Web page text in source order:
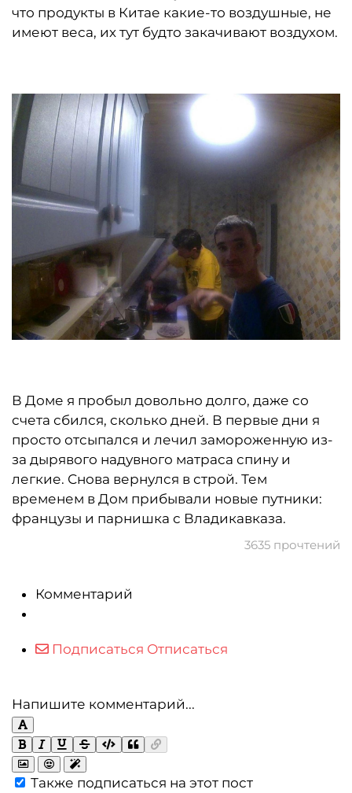
что продукты в Китае какие-то воздушные, не
имеют веса, их тут будто закачивают воздухом.
В Доме я пробыл довольно долго, даже со
счета сбился, сколько дней. В первые дни я
просто отсыпался и лечил замороженную из-
за дырявого надувного матраса спину и
легкие. Снова вернулся в строй. Тем
временем в Дом прибывали новые путники:
французы и парнишка с Владикавказа.
3635 прочтений
Комментарий
Подписаться Отписаться
Напишите комментарий...
Также подписаться на этот пост